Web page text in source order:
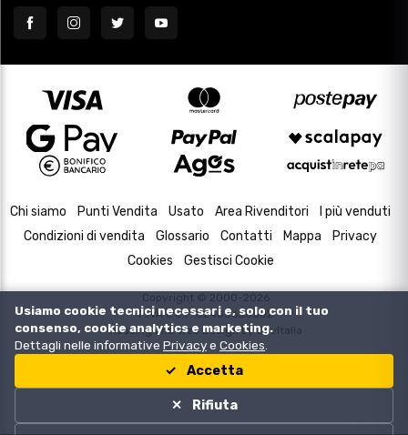
Chi siamo Punti Vendita Usato Area Rivenditori
I più venduti
Condizioni di vendita
Glossario Contatti Mappa
Privacy
Cookies
Gestisci Cookie
Copyright © 2000-2026
P.IVA e C.F. 02433630502
Housing and Web Design byDevItalia
Usiamo cookie tecnici necessari e, solo con il tuo
consenso, cookie analytics e marketing.
Dettagli nelle informative Privacye Cookies
Accetta
Rifiuta